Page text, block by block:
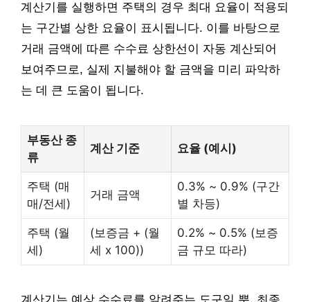
계산기를 실행하면 주택의 경우 최대 요율이 적용되
는 구간별 상한 요율이 표시됩니다. 이를 바탕으로
거래 금액에 따른 수수료 상한선이 자동 계산되어
보여주므로, 실제 지불해야 할 금액을 미리 파악하
는 데 큰 도움이 됩니다.
부동산 종
류
계산 기준 요율 (예시)
주택 (매
매/전세)
거래 금액
0.3% ~ 0.9% (구간
별 차등)
주택 (월
세)
(보증금 + (월
세 x 100))
0.2% ~ 0.5% (보증
금 규모 따라)